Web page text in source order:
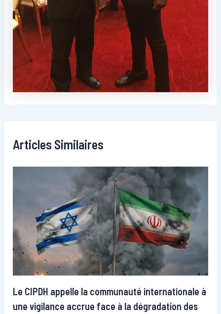
Articles Similaires
Le CIPDH appelle la communauté internationale à
une vigilance accrue face à la dégradation des